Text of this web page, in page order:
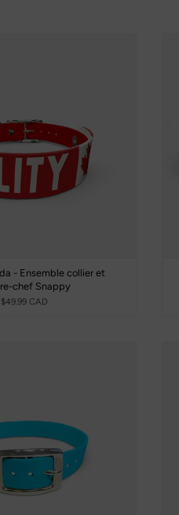
- Ensemble collier et
chef Snappy
$49.99 CAD